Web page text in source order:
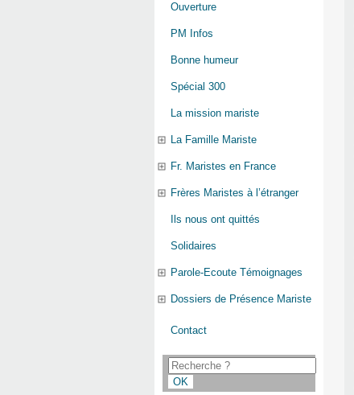
Ouverture
PM Infos
Bonne humeur
Spécial 300
La mission mariste
La Famille Mariste
Fr. Maristes en France
Frères Maristes à l’étranger
Ils nous ont quittés
Solidaires
Parole-Ecoute Témoignages
Dossiers de Présence Mariste
Contact